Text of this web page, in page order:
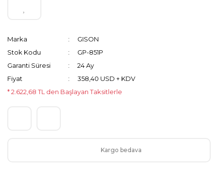
Marka
GISON
Stok Kodu
GP-851P
Garanti Süresi
24 Ay
Fiyat
358,40 USD + KDV
* 2.622,68 TL den Başlayan Taksitlerle
Kargo bedava